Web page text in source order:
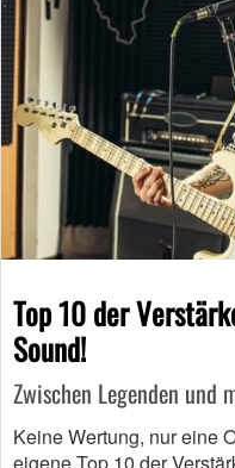
Top 10 der
Sound!
Zwischen Legenden und
Keine Wertung, nur eine